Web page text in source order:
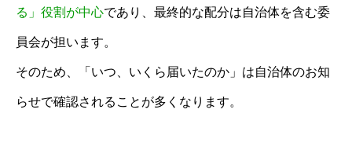
る」役割が中心であり、最終的な配分は自治体を含む委
員会が担います。
そのため、「いつ、いくら届いたのか」は自治体のお知
らせで確認されることが多くなります。